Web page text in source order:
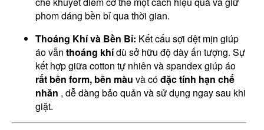
phom dáng bền bỉ qua thời gian.
Thoáng Khí và Bền Bỉ: Kết cấu sợi dệt mịn giúp
áo vẫn thoáng khídù sở hữu độ dày ấn tượng. Sự
kết hợp giữa cotton tự nhiên và spandex giúp áo
rất bền form, bền màu và cóđặc tính hạn chế
nhăn , dễ dàng bảo quản và sử dụng ngay sau khi
giặt.